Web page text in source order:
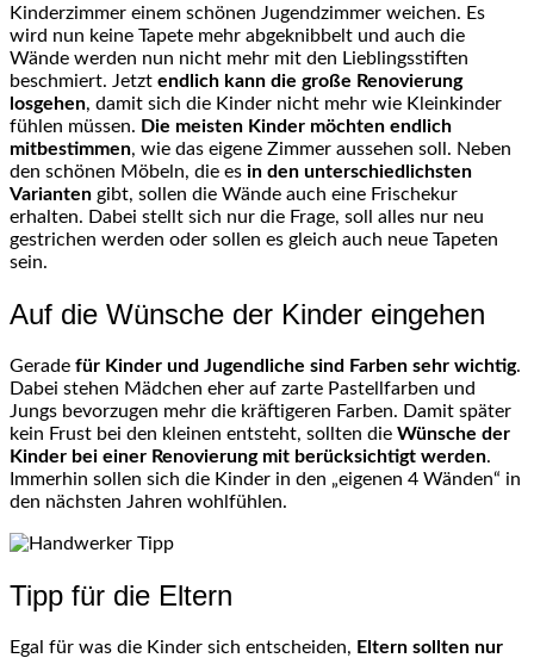
Kinderzimmer einem schönen Jugendzimmer weichen. Es
wird nun keine Tapete mehr abgeknibbelt und auch die
Wände werden nun nicht mehr mit den Lieblingsstiften
beschmiert. Jetzt endlich kann die große Renovierung
losgehen, damit sich die Kinder nicht mehr wie Kleinkinder
fühlen müssen. Die meisten Kinder möchten endlich
mitbestimmen, wie das eigene Zimmer aussehen soll. Neben
den schönen Möbeln, die es in den unterschiedlichsten
Varianten gibt, sollen die Wände auch eine Frischekur
erhalten. Dabei stellt sich nur die Frage, soll alles nur neu
gestrichen werden oder sollen es gleich auch neue Tapeten
sein.
Auf die Wünsche der Kinder eingehen
Gerade für Kinder und Jugendliche sind Farben sehr wichtig.
Dabei stehen Mädchen eher auf zarte Pastellfarben und
Jungs bevorzugen mehr die kräftigeren Farben. Damit später
kein Frust bei den kleinen entsteht, sollten die Wünsche der
Kinder bei einer Renovierung mit berücksichtigt werden.
Immerhin sollen sich die Kinder in den „eigenen 4 Wänden“ in
den nächsten Jahren wohlfühlen.
Tipp für die Eltern
Egal für was die Kinder sich entscheiden, Eltern sollten nur